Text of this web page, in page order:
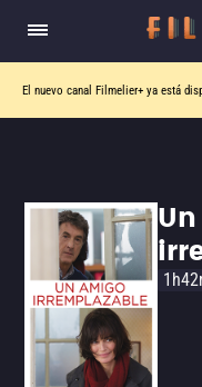
El nuevo canal Filmelier+ ya está